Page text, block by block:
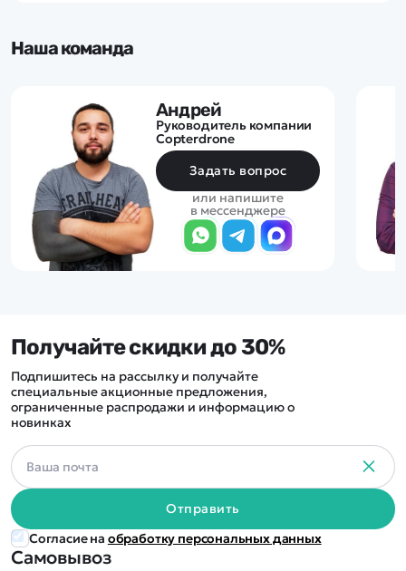
Наша команда
Андрей
Руководитель компании
Copterdrone
Задать вопрос
или напишите
в мессенджере
Самовывоз
Получайте скидки до 30%
Подпишитесь на рассылку и получайте
специальные акционные предложения,
ограниченные распродажи и информацию о
новинках
Отправить
Согласие на обработку персональных данных